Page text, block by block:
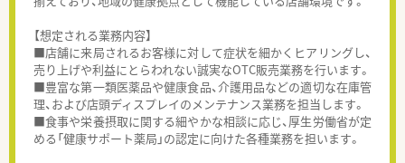
【想定される業務内容】
■店舗に来局されるお客様に対して症状を細かくヒアリングし、
売り上げや利益にとらわれない誠実なOTC販売業務を行います。
■豊富な第一類医薬品や健康食品、介護用品などの適切な在庫管
理、および店頭ディスプレイのメンテナンス業務を担当します。
■食事や栄養摂取に関する細やかな相談に応じ、厚生労働省が定
める「健康サポート薬局」の認定に向けた各種業務を担います。